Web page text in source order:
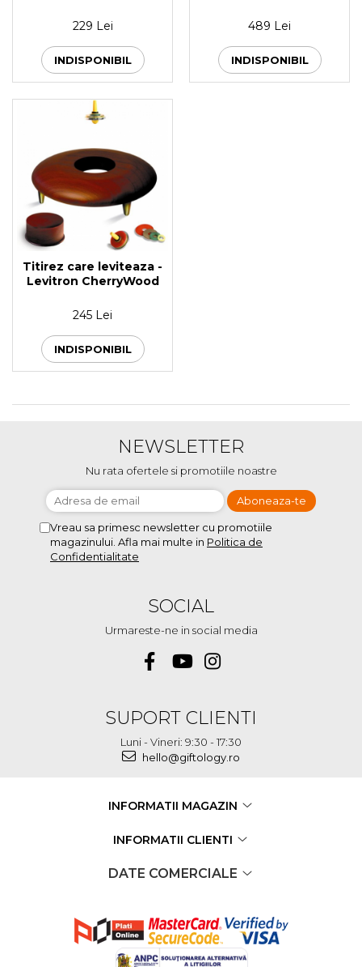
229 Lei
INDISPONIBIL
489 Lei
INDISPONIBIL
Titirez care leviteaza -
Levitron CherryWood
245 Lei
INDISPONIBIL
NEWSLETTER
Nu rata ofertele si promotiile noastre
Vreau sa primesc newsletter cu promotiile
magazinului. Afla mai multe in Politica de
Confidentialitate
SOCIAL
Urmareste-ne in social media
SUPORT CLIENTI
Luni - Vineri: 9:30 - 17:30
hello@giftology.ro
INFORMATII MAGAZIN
INFORMATII CLIENTI
DATE COMERCIALE